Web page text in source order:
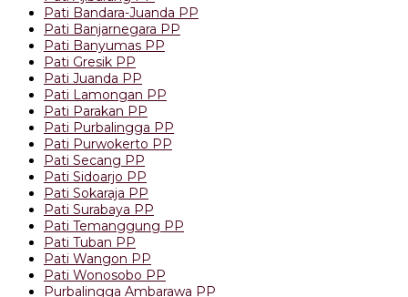
Pati Bandara-Juanda PP
Pati Banjarnegara PP
Pati Banyumas PP
Pati Gresik PP
Pati Juanda PP
Pati Lamongan PP
Pati Parakan PP
Pati Purbalingga PP
Pati Purwokerto PP
Pati Secang PP
Pati Sidoarjo PP
Pati Sokaraja PP
Pati Surabaya PP
Pati Temanggung PP
Pati Tuban PP
Pati Wangon PP
Pati Wonosobo PP
Purbalingga Ambarawa PP